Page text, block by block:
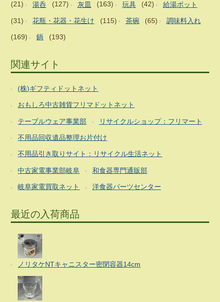
(21) 湯呑 (127) 灰皿 (163) 玩具 (42) 給湯ポット
(31) 花瓶・花器・花生け (115) 茶碗 (65) 調味料入れ
(169) 鍋 (193)
関連サイト
(株)ギフティドットネット
おもしろ中古雑貨フリマドットネット
テーブルウェア事業部 リサイクルショップ：フリマート
不用品回収遺品整理お片付け
不用品引き取りサイト：リサイクル生活ネット
中古家電事業部岐阜 和食器専門通販部
岐阜家電買取ネット 洋食器パーツセンター
最近の入荷商品
ノリタケNTキャニスター密閉容器14cm